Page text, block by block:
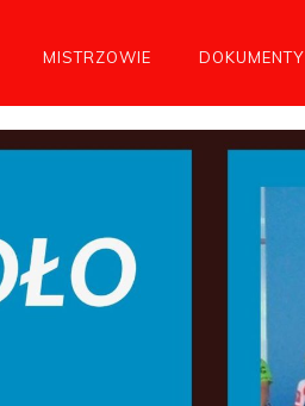
MISTRZOWIE DOKUMENTY